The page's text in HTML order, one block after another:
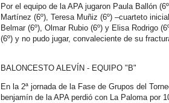
Por el equipo de la APA jugaron Paula Ballón
Martínez (6º), Teresa Muñiz (6º) –cuarteto
Belmar (6º), Olmar Rubio (6º) y Elisa Rodrigo
(6º) y no pudo jugar, convaleciente de su
BALONCESTO ALEVÍN - EQUIPO "B"
En la 2ª jornada de la Fase de Grupos del
benjamín de la APA perdió con La Paloma por